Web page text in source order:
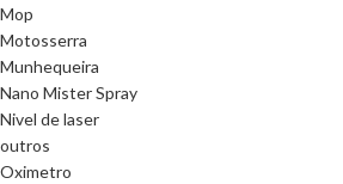
Mop
Motosserra
Munhequeira
Nano Mister Spray
Nivel de laser
outros
Oximetro